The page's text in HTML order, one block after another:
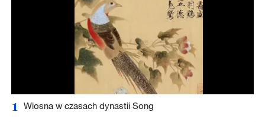
1 Wiosna w czasach dynastii Song